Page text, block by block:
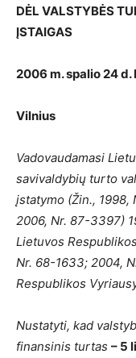
DĖL VALSTYBĖS
ĮSTAIGAS
2006 m. spalio 24 d.
Vilnius
Vadovaudamasi
savivaldybių turto
įstatymo (Žin., 1998,
2006, Nr. 87-3397)
Lietuvos
Nr. 68-1633; 2004,
Respublikos
Nustatyti, kad
finansinis turtas – 5